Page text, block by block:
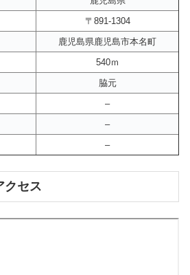
〒891-1304
鹿児島県鹿児島市本名町
540ｍ
脇元
–
–
–
クセス